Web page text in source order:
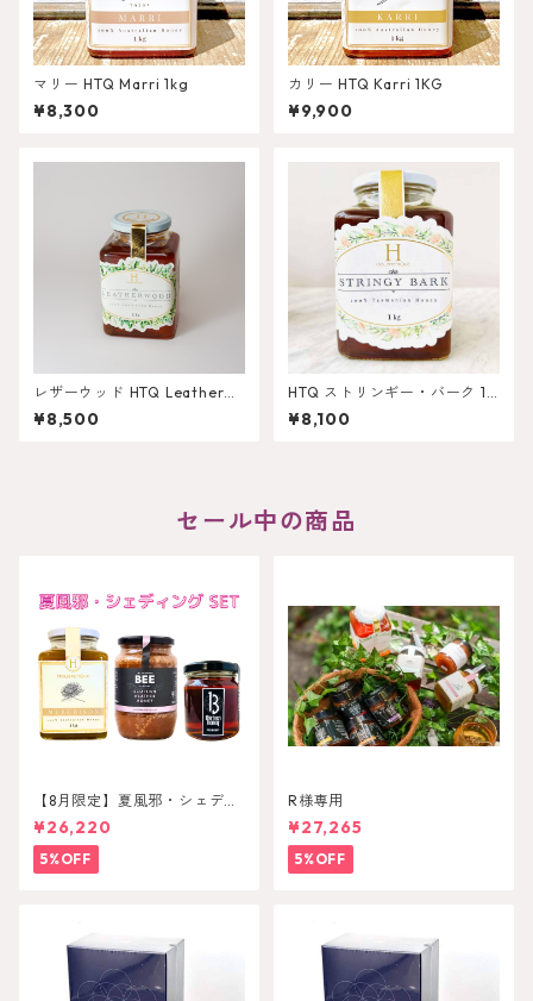
マリー HTQ Marri 1kg
¥8,300
カリー HTQ Karri 1KG
¥9,900
レザーウッド HTQ Leatherwo
od 1KG
¥8,500
HTQ ストリンギー・バーク 1k
g
¥8,100
セール中の商品
【8月限定】夏風邪・シェディ
ンングセット
¥26,220
5%OFF
R様専用
¥27,265
5%OFF